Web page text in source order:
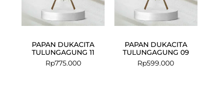
PAPAN DUKACITA
TULUNGAGUNG 11
Rp775.000
PAPAN DUKACITA
TULUNGAGUNG 09
Rp599.000